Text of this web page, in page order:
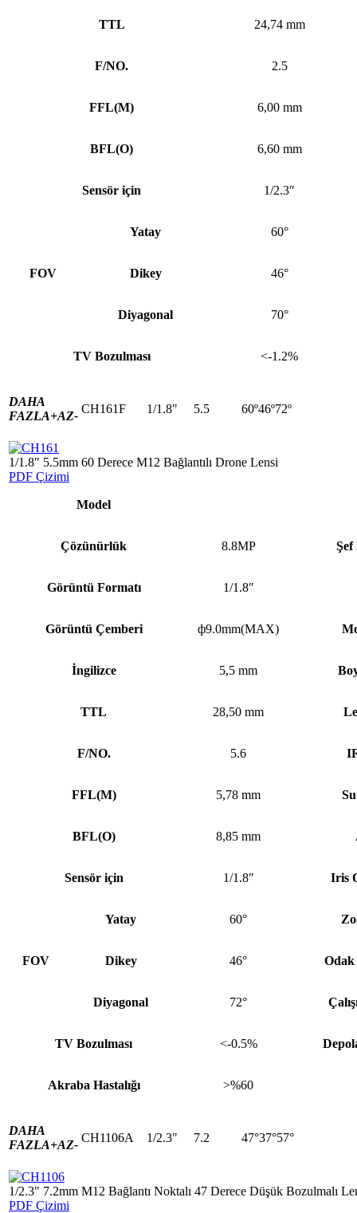
TTL 24,74 mm
F/NO. 2.5
FFL(M) 6,00 mm
BFL(O) 6,60 mm
Sensör için 1/2.3″
FOV
Yatay 60°
Dikey 46°
Diyagonal 70°
TV Bozulması <-1.2%
DAHA
FAZLA+AZ-
CH161F 1/1.8" 5.5 60º46º72º
1/1.8" 5.5mm 60 Derece M12 Bağlantılı Drone Lensi
PDF Çizimi
Model
Çözünürlük 8.8MP Şef
Görüntü Formatı 1/1.8″
Görüntü Çemberi ф9.0mm(MAX)
İngilizce 5,5 mm
TTL 28,50 mm
F/NO. 5.6
FFL(M) 5,78 mm
BFL(O) 8,85 mm
Sensör için 1/1.8″ Iris
FOV
Yatay 60°
Dikey 46° Odak
Diyagonal 72°
TV Bozulması <-0.5%
Akraba Hastalığı >%60
DAHA
FAZLA+AZ-
CH1106A 1/2.3" 7.2 47°37°57°
1/2.3" 7.2mm M12 Bağlantı Noktalı 47 Derece Düşük Bozulmalı
PDF Çizimi